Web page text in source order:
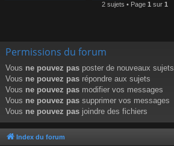
2 sujets • Page 1 sur 1
Permissions du forum
Vous ne pouvez pas poster de nouveaux sujets
Vous ne pouvez pas répondre aux sujets
Vous ne pouvez pas modifier vos messages
Vous ne pouvez pas supprimer vos messages
Vous ne pouvez pas joindre des fichiers
Index du forum